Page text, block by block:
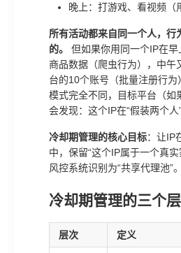
晚上：打游戏、看视频（
所有活动都来自同一个人，行
的。
但如果你用同一个IP在
商品数据（爬虫行为），中午
台的10个账号（批量注册行
模式完全不同，目标平台（如
会发现：这个IP在“假装两个人”
冷却期管理的核心目标：让IP
中，保留“这个IP属于一个真
风控系统识别为“共享代理池”。
冷却期管理的三个
层次 定义